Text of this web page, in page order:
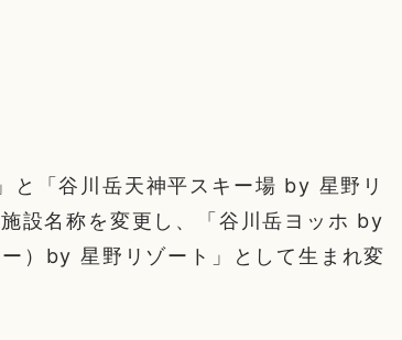
と「谷川岳天神平スキー場 by 星野リ
設名称を変更し、「谷川岳ヨッホ by
）by 星野リゾート」として生まれ変